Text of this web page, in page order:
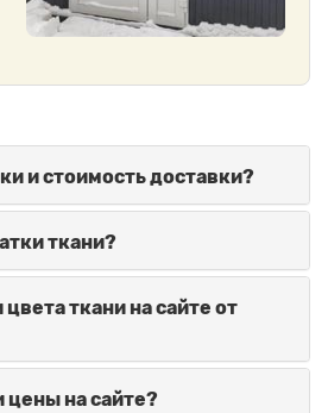
и стоимость доставки?
ткани?
ткани на сайте от
на сайте?